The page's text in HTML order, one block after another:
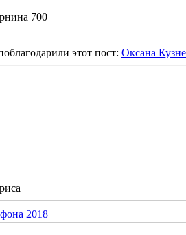
700
этот пост: Оксана